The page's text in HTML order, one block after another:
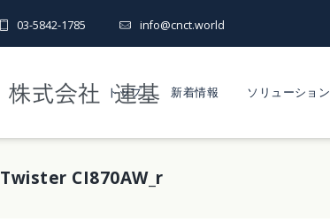
03-5842-1785 info@cnct.world
トップ 新着情報 ソリューション
Twister CI870AW_r